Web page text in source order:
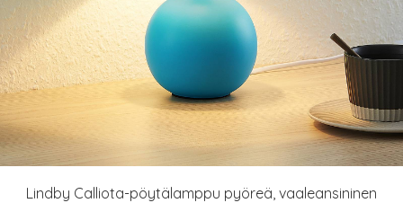
Lindby Calliota-pöytälamppu pyöreä, vaaleansininen